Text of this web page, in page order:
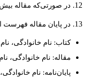
در صورتی‌که مقاله
در پایان مقاله فهرست
کتاب: نام خانوادگی،
مقاله: نام خانوادگی،
پایان‌نامه: نام